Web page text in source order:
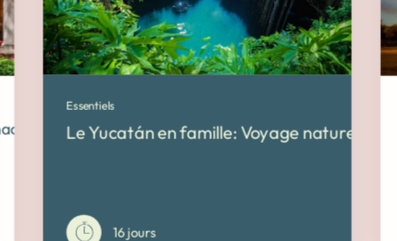
nature & douceur de vivre
Essentiels
Le Yucatán en famille: Voyage nature &
16 jours